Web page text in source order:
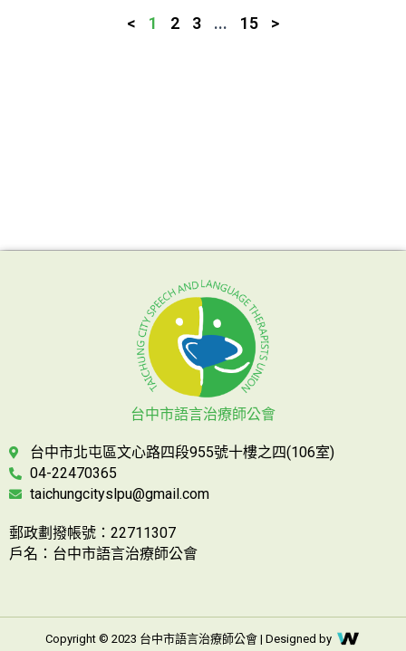
< 1 2 3 ... 15 >
台中市語言治療師公會
台中市北屯區文心路四段955號十樓之四(106室)
04-22470365
taichungcityslpu@gmail.com
郵政劃撥帳號：22711307
戶名：台中市語言治療師公會
Copyright © 2023 台中市語言治療師公會 | Designed by